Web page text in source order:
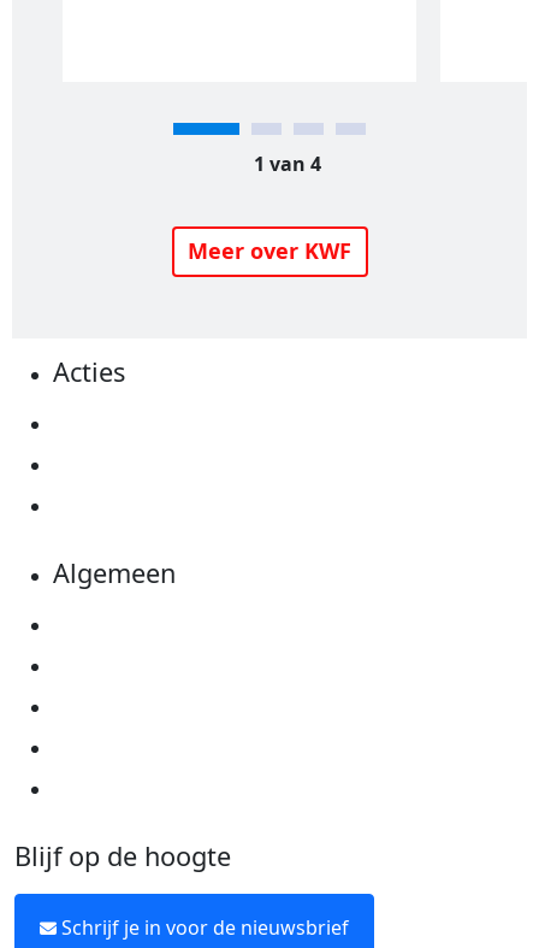
1 van 4
Meer over KWF
Acties
Algemeen
Blijf op de hoogte
Schrijf je in voor de nieuwsbrief